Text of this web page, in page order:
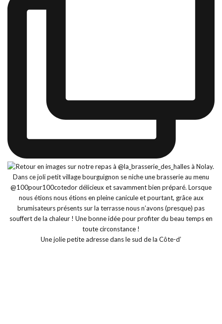
Une jolie petite adresse dans le sud de la Côte-d’